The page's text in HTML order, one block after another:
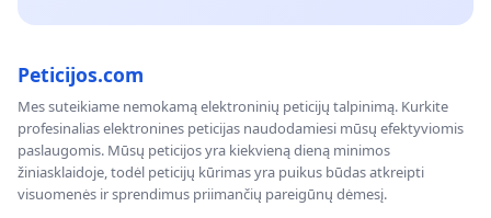
Peticijos.com
Mes suteikiame nemokamą elektroninių peticijų talpinimą. Kurkite
profesinalias elektronines peticijas naudodamiesi mūsų efektyviomis
paslaugomis. Mūsų peticijos yra kiekvieną dieną minimos
žiniasklaidoje, todėl peticijų kūrimas yra puikus būdas atkreipti
visuomenės ir sprendimus priimančių pareigūnų dėmesį.